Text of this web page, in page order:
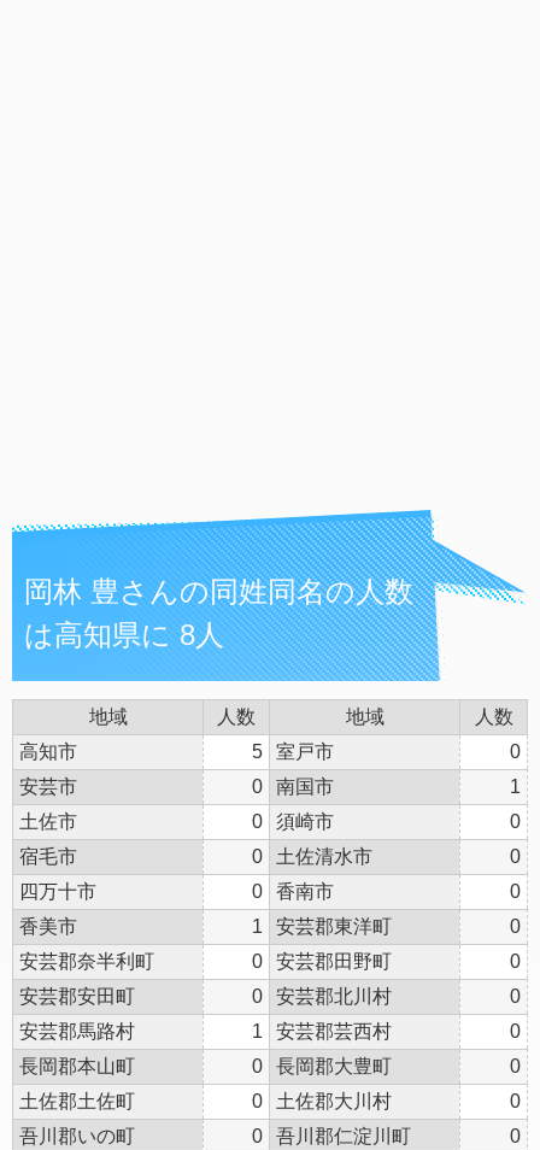
岡林 豊さんの同姓同名の人数
は高知県に 8人
地域 人数 地域
人数
高知市
5 室戸市
0
安芸市
0 南国市
1
土佐市
0 須崎市
0
宿毛市
0 土佐清水市
0
四万十市
0 香南市
0
香美市
1 安芸郡東洋町
0
安芸郡奈半利町
0 安芸郡田野町
0
安芸郡安田町
0 安芸郡北川村
0
安芸郡馬路村
1 安芸郡芸西村
0
長岡郡本山町
0 長岡郡大豊町
0
土佐郡土佐町
0 土佐郡大川村
0
吾川郡いの町
0 吾川郡仁淀川町
0